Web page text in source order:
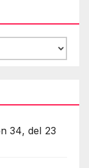
34, del 23